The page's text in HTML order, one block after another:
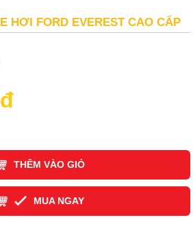
HƠI FORD EVEREST CAO CẤP
THÊM VÀO GIỎ
MUA NGAY